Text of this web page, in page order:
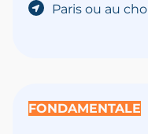
Paris ou au
FONDAMENTALE